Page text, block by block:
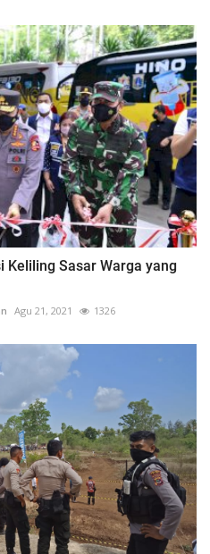
Keliling Sasar Warga yang
Agu 21, 2021 1326